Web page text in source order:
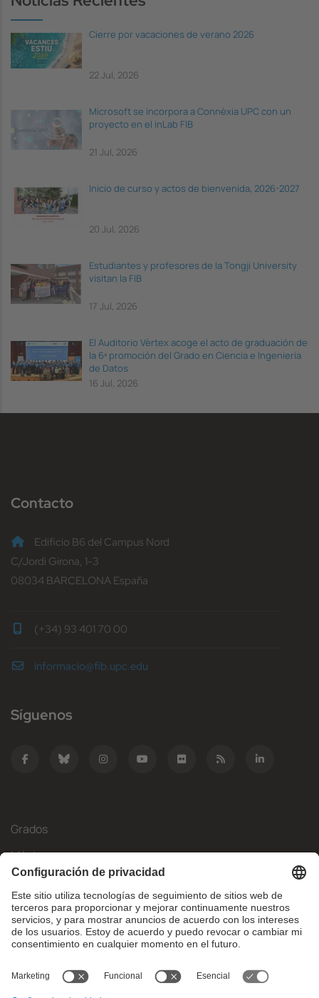
Cierre por vacaciones de verano 2026
22 Jul, 2026
Microsoft se incorpora a Connèxia UPC con un
proyecto en el inLab FIB
21 Jul, 2026
Inicio de curso y actos de bienvenida, 2026-2027
20 Jul, 2026
Estudiantes y profesores de la Tongji University
visitan la FIB
17 Jul, 2026
El Auditorio Vèrtex acoge el acto de graduación de
la 6ª promoción del Grado en Ciencia e Ingeniería
de Datos
16 Jul, 2026
Contacto
Edificio B6 del Campus Nord
C/Jordi Girona, 1-3
08034 BARCELONA España
(+34) 93 401 70 00
informacio@fib.upc.edu
Síguenos
Grados
Másteres
Movilidad Internacional
Investigación
Empresa
¿Qué necesitas?